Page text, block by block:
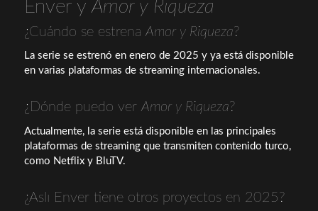
Enver y Amor y Riqueza
¿Cuándo se estrena Amor y Riqueza?
La serie se estrenó en enero de 2025 y ya está disponible
en varias plataformas de streaming internacionales.
¿Dónde puedo ver Amor y Riqueza?
Actualmente, la serie está disponible en las principales
plataformas de streaming que transmiten contenido turco,
como Netflix y BluTV.
¿Aslı Enver tiene otros proyectos en 2025?